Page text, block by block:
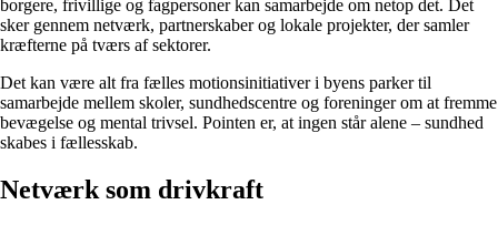
borgere, frivillige og fagpersoner kan samarbejde om netop det. Det
sker gennem netværk, partnerskaber og lokale projekter, der samler
kræfterne på tværs af sektorer.
Det kan være alt fra fælles motionsinitiativer i byens parker til
samarbejde mellem skoler, sundhedscentre og foreninger om at fremme
bevægelse og mental trivsel. Pointen er, at ingen står alene – sundhed
skabes i fællesskab.
Netværk som drivkraft